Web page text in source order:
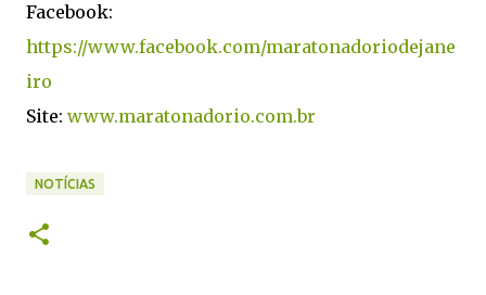
Facebook:
https://www.facebook.com/maratonadoriodejane
iro
Site: www.maratonadorio.com.br
NOTÍCIAS